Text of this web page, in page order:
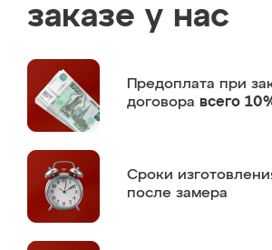
заказе у нас
Предоплата при
договора всего
Сроки
после замера